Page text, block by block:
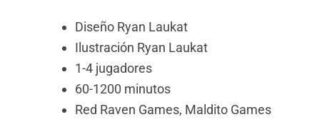
Diseño Ryan Laukat
Ilustración Ryan Laukat
1-4 jugadores
60-1200 minutos
Red Raven Games, Maldito Games